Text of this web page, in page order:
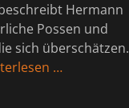
Hermann
Possen und
sich überschätzen.
…